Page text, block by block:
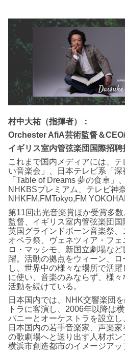
村中大祐（指揮者）：
Orchester AfiA芸術監督＆
イギリス室内管弦楽団国際招聘
これまで国内メディアには、
い音楽会」、日本テレビ系「
「Table of Dreams 夢の食卓」
NHKBSプレミアム、テレビ神奈
NHKFM,FMTokyo,FM
第11回出光音楽賞ほか受賞多
監督、イギリス室内管弦楽団
英国グラインドボーン音楽祭、
オペラ祭、ヴェネツィア・フ
ロ・マッシモ、新国立劇場な
躍。活動の拠点をウィーン、
し、世界中の様々な場所で活
に使い、音楽のみならず、様
活動を続けている。
日本国内では、NHK交響楽団
トラに客演し、2006年以降は
パニーとオーケストラを設立し
日本国内の若手音楽家、声楽
の歌劇場へと送り出す人材ポン
横浜市創造都市のイメージアッ